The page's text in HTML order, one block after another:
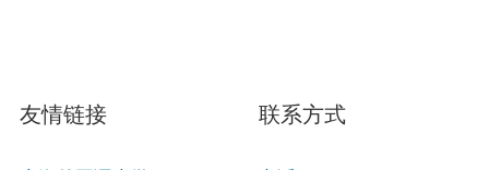
友情链接 联系方式